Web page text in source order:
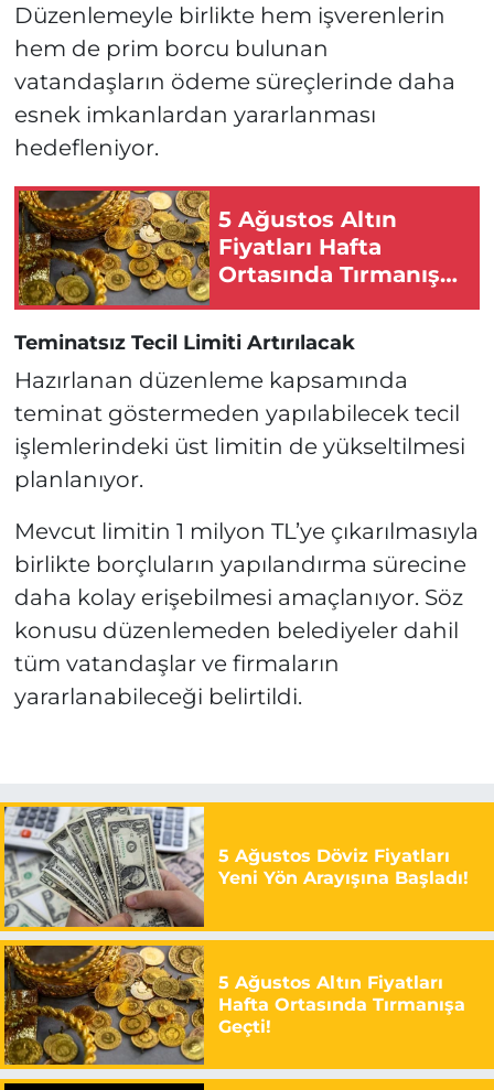
Düzenlemeyle birlikte hem işverenlerin
hem de prim borcu bulunan
vatandaşların ödeme süreçlerinde daha
esnek imkanlardan yararlanması
hedefleniyor.
5 Ağustos Altın
Fiyatları Hafta
Ortasında Tırmanışa
Teminatsız Tecil Limiti Artırılacak
Hazırlanan düzenleme kapsamında
teminat göstermeden yapılabilecek tecil
işlemlerindeki üst limitin de yükseltilmesi
planlanıyor.
Mevcut limitin 1 milyon TL’ye çıkarılmasıyla
birlikte borçluların yapılandırma sürecine
daha kolay erişebilmesi amaçlanıyor. Söz
konusu düzenlemeden belediyeler dahil
tüm vatandaşlar ve firmaların
yararlanabileceği belirtildi.
5 Ağustos Döviz Fiyatları
Yeni Yön Arayışına Başladı!
5 Ağustos Altın Fiyatları
Hafta Ortasında Tırmanışa
Geçti!